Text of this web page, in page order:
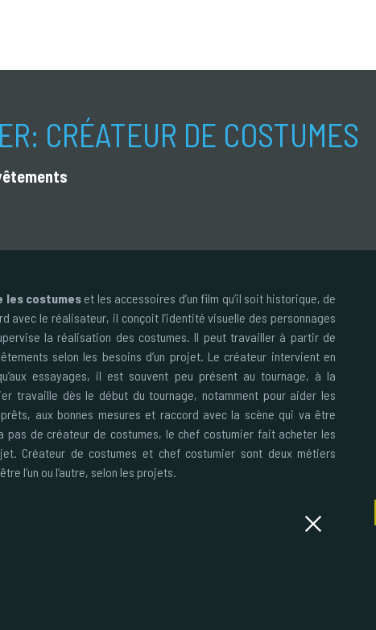
CRÉATEUR DE COSTUMES
les costumes et les accessoires d’un film qu’il soit historique, de
avec le réalisateur, il conçoit l’identité visuelle des personnages
la réalisation des costumes. Il peut travailler à partir de
selon les besoins d’un projet. Le créateur intervient en
essayages, il est souvent peu présent au tournage, à la
travaille dès le début du tournage, notamment pour aider les
aux bonnes mesures et raccord avec la scène qui va être
pas de créateur de costumes, le chef costumier fait acheter les
Créateur de costumes et chef costumier sont deux métiers
l’un ou l’autre, selon les projets.